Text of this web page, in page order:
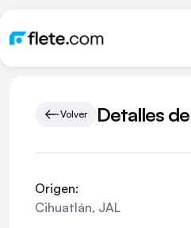
Volver Detalles
Origen:
Cihuatlán, JAL